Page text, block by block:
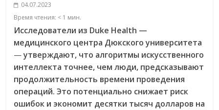
04.07.2023
Время чтения: < 1 мин.
Исследователи из Duke Health —
медицинского центра Дюкского университета
—утверждают, что алгоритмы искусственного
интеллекта точнее, чем люди, предсказывают
продолжительность времени проведения
операций. Это потенциально снижает риск
ошибок и экономит десятки тысяч долларов на